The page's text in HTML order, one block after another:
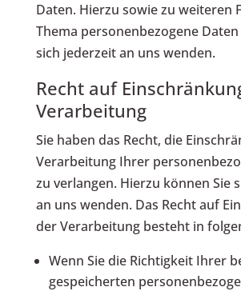
Daten. Hierzu sowie zu weiteren
Thema personenbezogene
sich jederzeit an uns wenden.
Recht auf
Verarbeitung
Sie haben das Recht, die
Verarbeitung Ihrer
zu verlangen. Hierzu können Sie
an uns wenden. Das Recht auf
der Verarbeitung besteht in
Wenn Sie die Richtigkeit Ihrer
gespeicherten